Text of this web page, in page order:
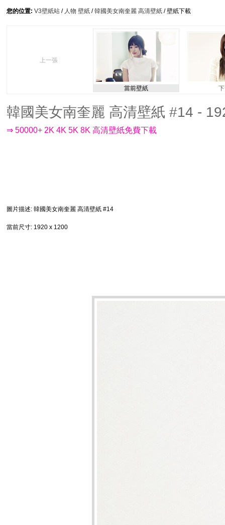
您的位置: V3壁紙站 / 人物 壁紙 /韓國美女南奎麗 高清壁紙 / 壁紙下載
上一張
當前壁紙
韓國美女南奎麗 高清壁紙 #14 -
⇒ 50000+ 2K 4K 5K 8K 高清壁紙免費下載
圖片描述: 韓國美女南奎麗 高清壁紙 #14
當前尺寸: 1920 x 1200